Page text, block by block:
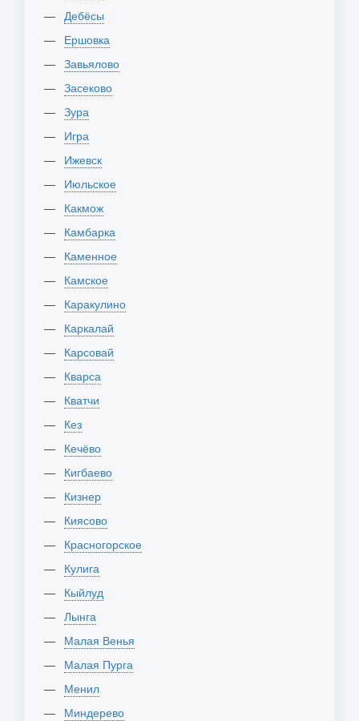
Дебёсы
Ершовка
Завьялово
Засеково
Зура
Игра
Ижевск
Июльское
Какмож
Камбарка
Каменное
Камское
Каракулино
Каркалай
Карсовай
Кварса
Кватчи
Кез
Кечёво
Кигбаево
Кизнер
Киясово
Красногорское
Кулига
Кыйлуд
Лынга
Малая Венья
Малая Пурга
Менил
Миндерево